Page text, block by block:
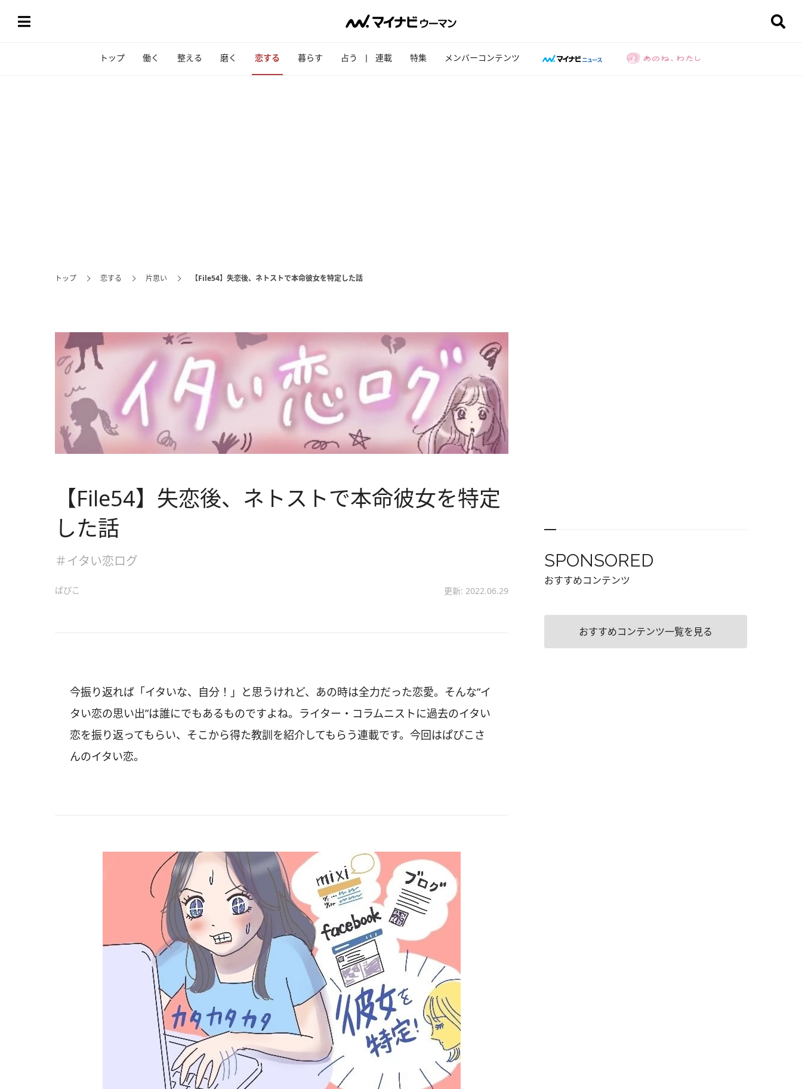
トップ 働く 整える 磨く 恋する 暮らす 占う 連載 特集 メンバーコンテンツ
トップ 恋する 片思い 【File54】失恋後、ネトストで本命彼女を特定した話
【File54】失恋後、ネトストで本命彼女を特定
した話
＃イタい恋ログ
ぱぴこ 更新: 2022.06.29
今振り返れば「イタいな、自分！」と思うけれど、あの時は全力だった恋愛。そんな“イ
タい恋の思い出”は誰にでもあるものですよね。ライター・コラムニストに過去のイタい
恋を振り返ってもらい、そこから得た教訓を紹介してもらう連載です。今回はぱぴこさ
んのイタい恋。
SPONSORED
おすすめコンテンツ
おすすめコンテンツ一覧を見る